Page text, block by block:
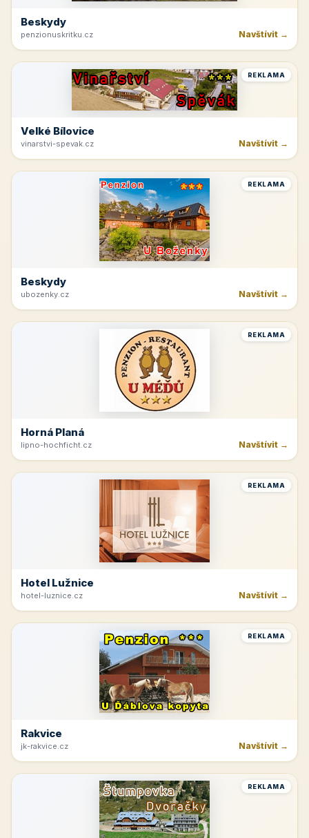
Beskydy
penzionuskritku.cz Navštívit →
REKLAMA
Velké Bílovice
vinarstvi-spevak.cz Navštívit →
REKLAMA
Beskydy
ubozenky.cz Navštívit →
REKLAMA
Horná Planá
lipno-hochficht.cz Navštívit →
REKLAMA
Hotel Lužnice
hotel-luznice.cz Navštívit →
REKLAMA
Rakvice
jk-rakvice.cz Navštívit →
REKLAMA